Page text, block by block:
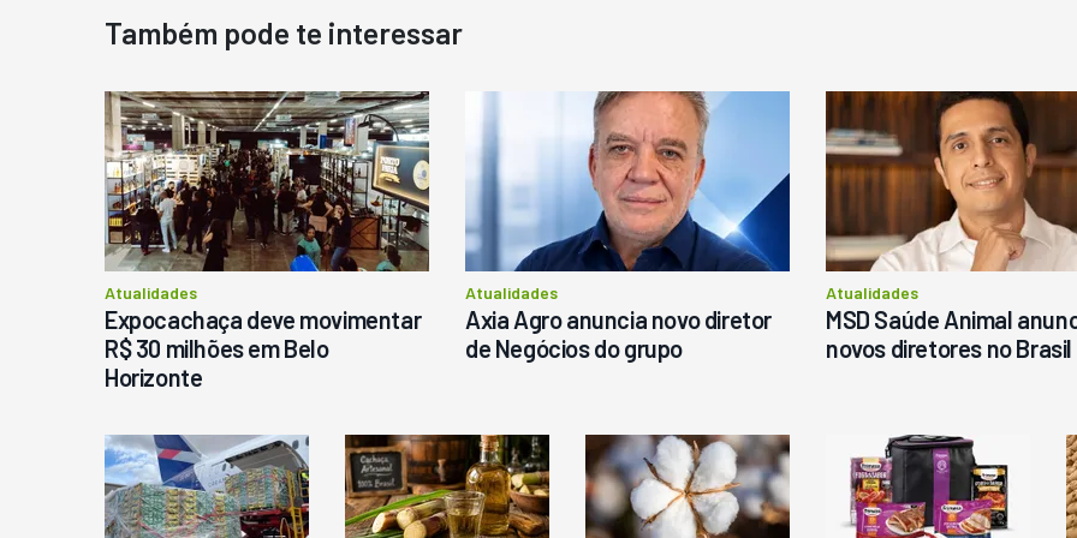
Distribuidor De Sólidos
Marispan Fertinox 4200
Pergunte ao vendedor
Usado
Pá Carregadeira Cat 966
1987
Londrina
R$ 145.000
Também pode te interessar
Atualidades
Expocachaça deve movimentar
R$ 30 milhões em Belo
Horizonte
Atualidades
Axia Agro anuncia novo diretor
de Negócios do grupo
Atualidades
MSD Saúde Animal
novos diretores no Brasil